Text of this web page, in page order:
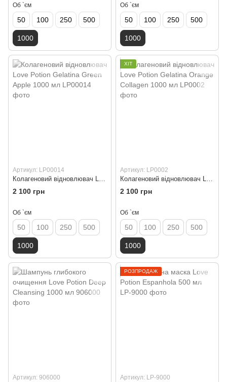
Об `єм
50 100 250 500
1000
Об `єм
50 100 250 500
1000
Артикул: LP00014
Колагеновий відновлювач Love Potion Gelatina Green Apple 1000 мл
2 100 грн
Об `єм
50 100 250 500
1000
ХІТ
Артикул: LP0002
Колагеновий відновлювач Love Potion Gelatina Orange Collagen 1000 мл
2 100 грн
Об `єм
50 100 250 500
1000
Артикул: 906000
РОЗПРОДАЖ
Артикул: LP-9000